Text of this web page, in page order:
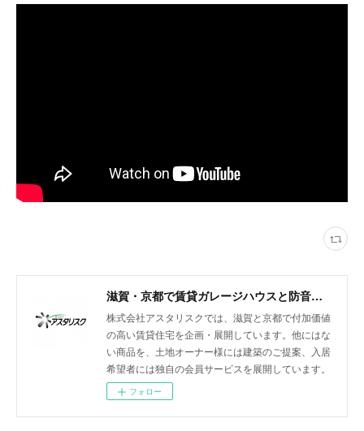
滋賀・京都で賃貸ガレージハウスと防音室付きアパートを展開
株式会社アスタリスクでは、滋賀と京都で付加価値
の高い賃貸住宅を企画・展開しています。他にはな
い商品を、土地オーナー様には建築のご提案、入居
希望者には独自の会員サービスを展開しています。
フォロー